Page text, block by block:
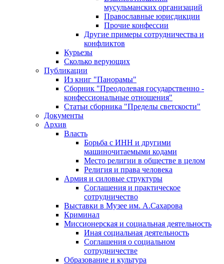
мусульманских организаций
Православные юрисдикции
Прочие конфессии
Другие примеры сотрудничества и
конфликтов
Курьезы
Сколько верующих
Публикации
Из книг "Панорамы"
Сборник "Преодолевая государственно -
конфессиональные отношения"
Статьи сборника "Пределы светскости"
Документы
Архив
Власть
Борьба с ИНН и другими
машиночитаемыми кодами
Место религии в обществе в целом
Религия и права человека
Армия и силовые структуры
Соглашения и практическое
сотрудничество
Выставки в Музее им. А.Сахарова
Криминал
Миссионерская и социальная деятельность
Иная социальная деятельность
Соглашения о социальном
сотрудничестве
Образование и культура